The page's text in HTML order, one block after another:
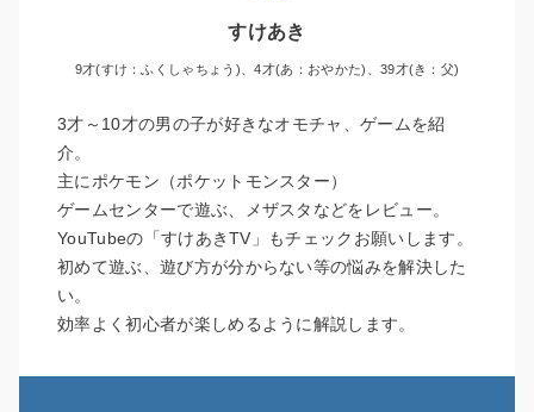
すけあき
9才(すけ：ふくしゃちょう)、4才(あ：おやかた)、39才(き：父)
3才～10才の男の子が好きなオモチャ、ゲームを紹
介。
主にポケモン（ポケットモンスター）
ゲームセンターで遊ぶ、メザスタなどをレビュー。
YouTubeの「すけあきTV」もチェックお願いします。
初めて遊ぶ、遊び方が分からない等の悩みを解決した
い。
効率よく初心者が楽しめるように解説します。